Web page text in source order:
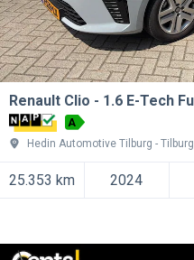
Renault Clio 1.6 E-Tech
A
Hedin Automotive Tilburg
Tilburg
25.353 km 2024